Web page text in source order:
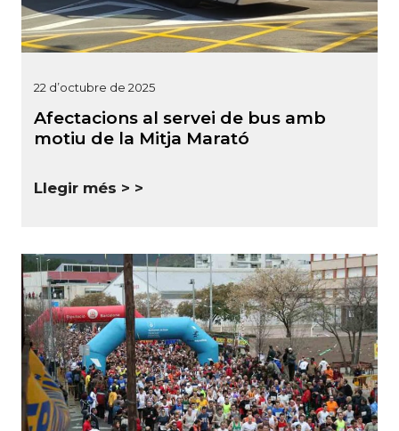
22 d’octubre de 2025
Afectacions al servei de bus amb
motiu de la Mitja Marató
Llegir més >